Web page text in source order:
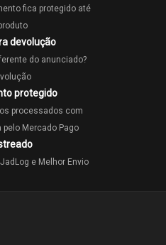
fica protegido até
devolução
do anunciado?
protegido
processados com
pelo Mercado Pago
e Melhor Envio